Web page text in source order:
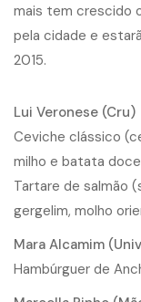
Lui Veronese (Cru)
Ceviche clássico
milho e batata
Tartare de salmão
gergelim, molho
Mara Alcamim
Hambúrguer de